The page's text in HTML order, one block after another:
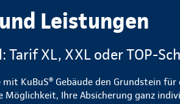
Leistungen
Tarif XL, XXL oder TOP-
KuBuS® Gebäude den Grundstein für
Möglichkeit, Ihre Absicherung ganz